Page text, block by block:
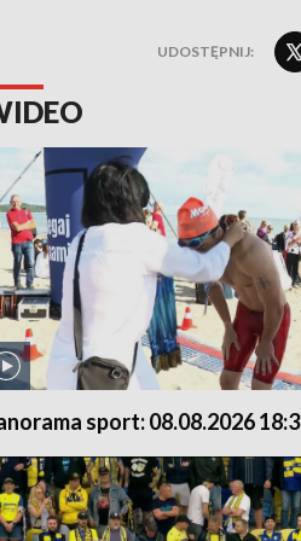
UDOSTĘPNIJ:
sport: 08.08.2026